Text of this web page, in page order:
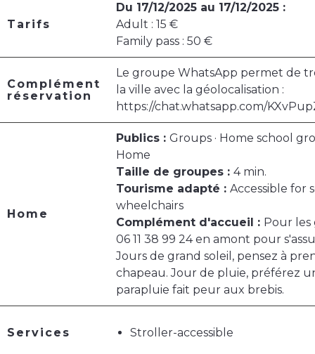
Tarifs
Du 17/12/2025 au 17/12/2025 :
Adult : 15 €
Family pass : 50 €
Complément
réservation
Le groupe WhatsApp permet de
la ville avec la géolocalisation :
https://chat.whatsapp.com/
Home
Publics : Groups · Home school
Home
Taille de groupes : 4 min.
Tourisme adapté : Accessible for
wheelchairs
Complément d'accueil : Pour
06 11 38 99 24 en amont pour
Jours de grand soleil, pensez à
chapeau. Jour de pluie, préférez
parapluie fait peur aux brebis.
Services Stroller-accessible